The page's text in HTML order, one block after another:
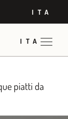
ITA
ITA
piatti da